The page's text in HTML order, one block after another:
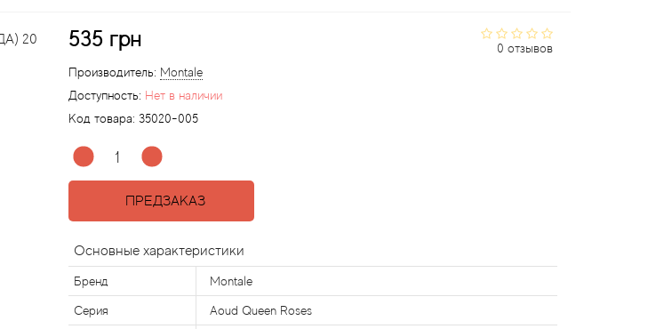
20
0 отзывов
535 грн
Производитель: Montale
Доступность: Нет в наличии
Код товара: 35020-005
ПРЕДЗАКАЗ
Основные характеристики
Бренд Montale
Серия Aoud Queen Roses